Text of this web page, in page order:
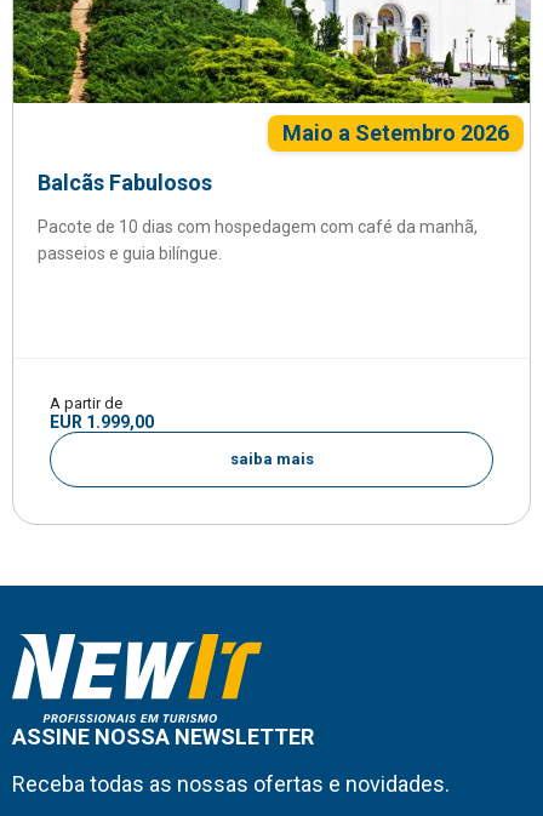
Maio a Setembro 2026
Balcãs Fabulosos
Pacote de 10 dias com hospedagem com café da manhã,
passeios e guia bilíngue.
A partir de
EUR 1.999,00
saiba mais
ASSINE NOSSA NEWSLETTER
Receba todas as nossas ofertas e novidades.